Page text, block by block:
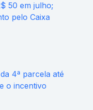
50 em julho;
pelo Caixa
4ª parcela até
o incentivo